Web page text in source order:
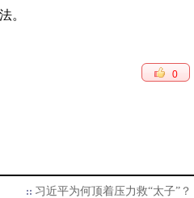
。
0
习近平为何顶着压力救“太子”？